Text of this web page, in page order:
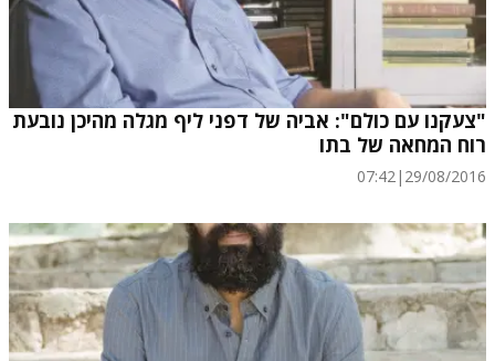
"צעקנו עם כולם": אביה של דפני ליף מגלה מהיכן נובעת
רוח המחאה של בתו
29/08/2016
|
07:42